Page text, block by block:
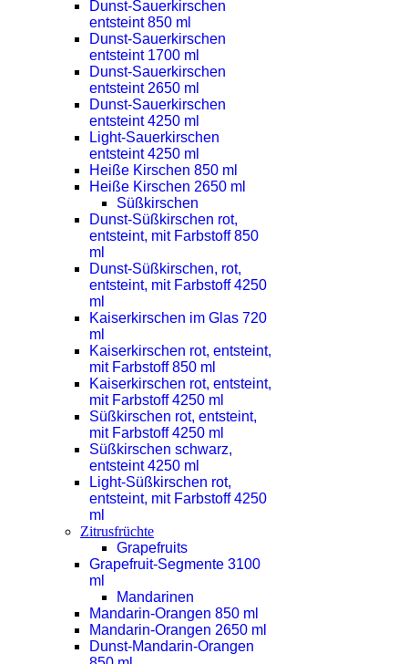
Dunst-Sauerkirschen
entsteint 850 ml
Dunst-Sauerkirschen
entsteint 1700 ml
Dunst-Sauerkirschen
entsteint 2650 ml
Dunst-Sauerkirschen
entsteint 4250 ml
Light-Sauerkirschen
entsteint 4250 ml
Heiße Kirschen 850 ml
Heiße Kirschen 2650 ml
Süßkirschen
Dunst-Süßkirschen rot,
entsteint, mit Farbstoff 850
ml
Dunst-Süßkirschen, rot,
entsteint, mit Farbstoff 4250
ml
Kaiserkirschen im Glas 720
ml
Kaiserkirschen rot, entsteint,
mit Farbstoff 850 ml
Kaiserkirschen rot, entsteint,
mit Farbstoff 4250 ml
Süßkirschen rot, entsteint,
mit Farbstoff 4250 ml
Süßkirschen schwarz,
entsteint 4250 ml
Light-Süßkirschen rot,
entsteint, mit Farbstoff 4250
ml
Zitrusfrüchte
Grapefruits
Grapefruit-Segmente 3100
ml
Mandarinen
Mandarin-Orangen 850 ml
Mandarin-Orangen 2650 ml
Dunst-Mandarin-Orangen